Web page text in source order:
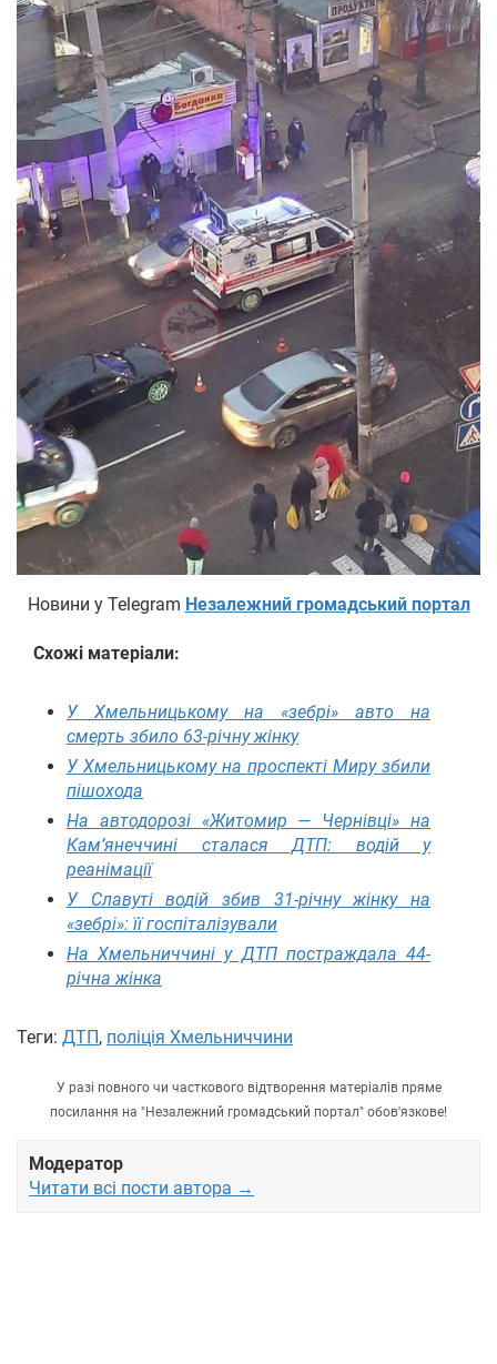
Новини у Telegram Незалежний громадський портал
Схожі матеріали:
У Хмельницькому на «зебрі» авто на
смерть збило 63-річну жінку
У Хмельницькому на проспекті Миру збили
пішохода
На автодорозі «Житомир — Чернівці» на
Кам’янеччині сталася ДТП: водій у
реанімації
У Славуті водій збив 31-річну жінку на
«зебрі»: її госпіталізували
На Хмельниччині у ДТП постраждала 44-
річна жінка
Теги: ДТП, поліція Хмельниччини
У разі повного чи часткового відтворення матеріалів пряме
посилання на "Незалежний громадський портал" обов'язкове!
Модератор
Читати всі пости автора →